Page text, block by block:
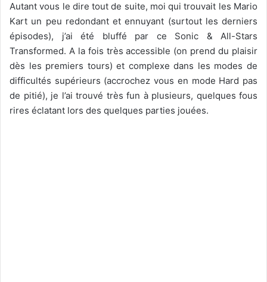
Autant vous le dire tout de suite, moi qui trouvait les Mario
Kart un peu redondant et ennuyant (surtout les derniers
épisodes), j’ai été bluffé par ce Sonic & All-Stars
Transformed. A la fois très accessible (on prend du plaisir
dès les premiers tours) et complexe dans les modes de
difficultés supérieurs (accrochez vous en mode Hard pas
de pitié), je l’ai trouvé très fun à plusieurs, quelques fous
rires éclatant lors des quelques parties jouées.